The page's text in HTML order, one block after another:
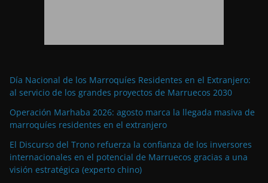
Día Nacional de los Marroquíes Residentes en el Extranjero:
al servicio de los grandes proyectos de Marruecos 2030
Operación Marhaba 2026: agosto marca la llegada masiva de
marroquíes residentes en el extranjero
El Discurso del Trono refuerza la confianza de los inversores
internacionales en el potencial de Marruecos gracias a una
visión estratégica (experto chino)